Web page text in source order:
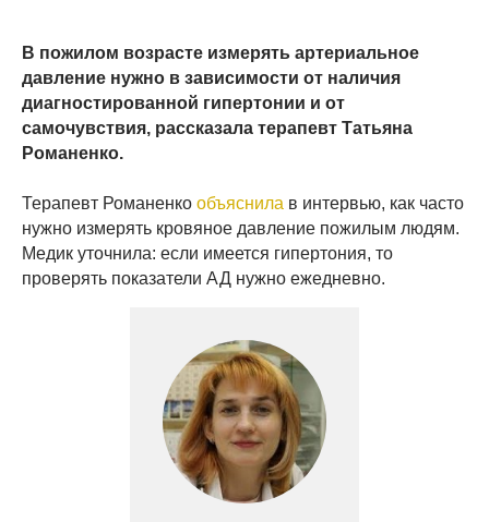
В пожилом возрасте измерять артериальное
давление нужно в зависимости от наличия
диагностированной гипертонии и от
самочувствия, рассказала терапевт Татьяна
Романенко.
Терапевт Романенко объяснила в интервью, как часто
нужно измерять кровяное давление пожилым людям.
Медик уточнила: если имеется гипертония, то
проверять показатели АД нужно ежедневно.